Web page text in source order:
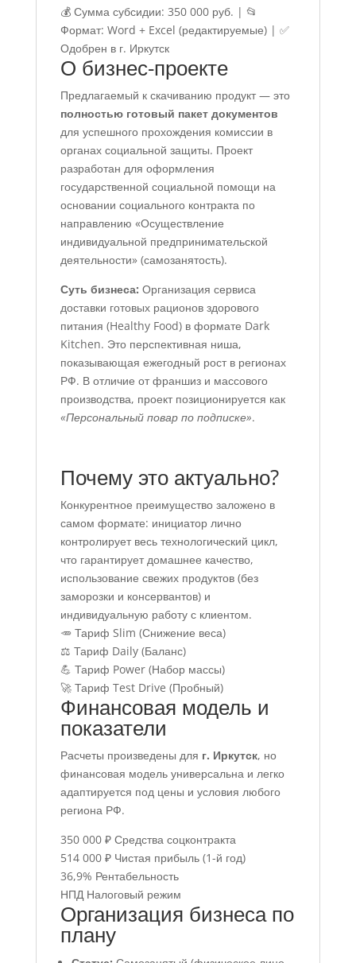
💰 Сумма субсидии: 350 000 руб. | 📂
Формат: Word + Excel (редактируемые) | ✅
Одобрен в г. Иркутск
О бизнес-проекте
Предлагаемый к скачиванию продукт — это
полностью готовый пакет документов
для успешного прохождения комиссии в
органах социальной защиты. Проект
разработан для оформления
государственной социальной помощи на
основании социального контракта по
направлению «Осуществление
индивидуальной предпринимательской
деятельности» (самозанятость).
Суть бизнеса: Организация сервиса
доставки готовых рационов здорового
питания (Healthy Food) в формате Dark
Kitchen. Это перспективная ниша,
показывающая ежегодный рост в регионах
РФ. В отличие от франшиз и массового
производства, проект позиционируется как
«Персональный повар по подписке».
Почему это актуально?
Конкурентное преимущество заложено в
самом формате: инициатор лично
контролирует весь технологический цикл,
что гарантирует домашнее качество,
использование свежих продуктов (без
заморозки и консервантов) и
индивидуальную работу с клиентом.
🥕 Тариф Slim (Снижение веса)
⚖️ Тариф Daily (Баланс)
💪 Тариф Power (Набор массы)
🚀 Тариф Test Drive (Пробный)
Финансовая модель и
показатели
Расчеты произведены для г. Иркутск, но
финансовая модель универсальна и легко
адаптируется под цены и условия любого
региона РФ.
350 000 ₽ Средства соцконтракта
514 000 ₽ Чистая прибыль (1-й год)
36,9% Рентабельность
НПД Налоговый режим
Организация бизнеса по
плану